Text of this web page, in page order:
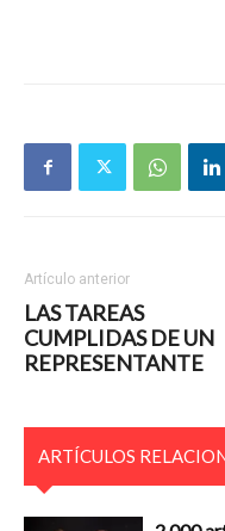
Artículo anterior
LAS TAREAS
CUMPLIDAS DE UN
REPRESENTANTE
ARTÍCULOS